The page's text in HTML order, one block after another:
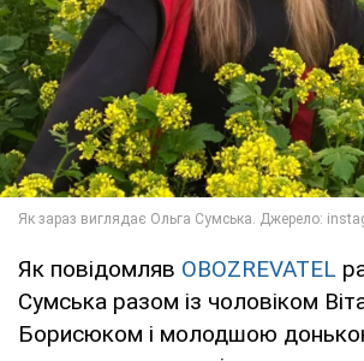
Як повідомляв OBOZREVATEL
Сумська разом із чоловіком
Борисюком і молодшою